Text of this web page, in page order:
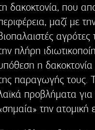
δακοκτονία, που
μαζί με
πλήρη
η δακοκτονία
παραγωγής τους.
προβλήματα για
την ατομική